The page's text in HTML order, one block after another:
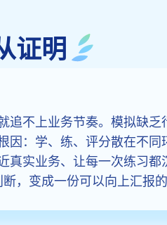
证明
追不上业务节奏。模拟缺乏
因：学、练、评分散在不同
真实业务、让每一次练习都
，变成一份可以向上汇报的